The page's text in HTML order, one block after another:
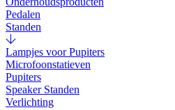
Pedalen
Standen
Lampjes voor Pupiters
Microfoonstatieven
Pupiters
Speaker Standen
Verlichting